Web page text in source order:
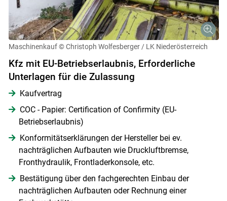
Maschinenkauf © Christoph Wolfesberger / LK Niederösterreich
Kfz mit EU-Betriebserlaubnis, Erforderliche
Unterlagen für die Zulassung
Kaufvertrag
COC - Papier: Certification of Confirmity (EU-
Betriebserlaubnis)
Konformitätserklärungen der Hersteller bei ev.
nachträglichen Aufbauten wie Druckluftbremse,
Fronthydraulik, Frontladerkonsole, etc.
Bestätigung über den fachgerechten Einbau der
nachträglichen Aufbauten oder Rechnung einer